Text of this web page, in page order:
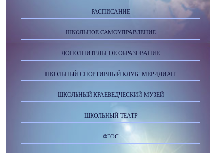
РАСПИСАНИЕ
ШКОЛЬНОЕ САМОУПРАВЛЕНИЕ
ДОПОЛНИТЕЛЬНОЕ ОБРАЗОВАНИЕ
ШКОЛЬНЫЙ СПОРТИВНЫЙ КЛУБ "МЕРИДИАН"
ШКОЛЬНЫЙ КРАЕВЕДЧЕСКИЙ МУЗЕЙ
ШКОЛЬНЫЙ ТЕАТР
ФГОС